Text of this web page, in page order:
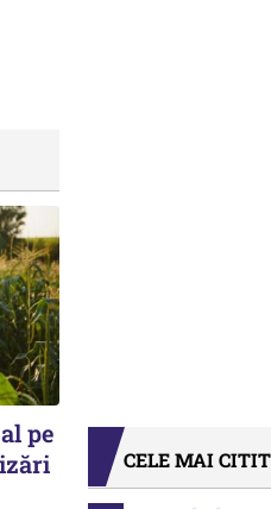
pe
CELE MAI